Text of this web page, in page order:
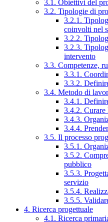
3.1. Obiettivi del
3.2. Tipologie di
3.2.1.
coinvolti nel
3.2.2.
3.2.3.
intervento
3.3. Competenze,
3.3.1.
3.3.2.
3.4. Metodo di
3.4.1.
3.4.2. Curare
3.4.3.
3.4.4.
3.5. Il processo
3.5.1.
3.5.2.
pubblico
3.5.3.
servizio
3.5.4.
3.5.5.
4. Ricerca progettuale
4.1. Ricerca